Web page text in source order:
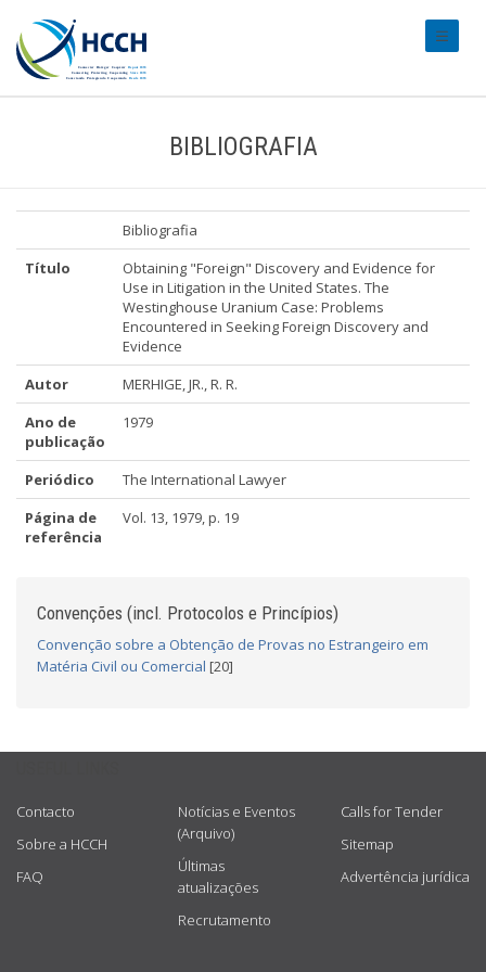
BIBLIOGRAFIA
Bibliografia
Título
Obtaining "Foreign" Discovery and Evidence for
Use in Litigation in the United States. The
Westinghouse Uranium Case: Problems
Encountered in Seeking Foreign Discovery and
Evidence
Autor
MERHIGE, JR., R. R.
Ano de
publicação
1979
Periódico
The International Lawyer
Página de
referência
Vol. 13, 1979, p. 19
Convenções (incl. Protocolos e Princípios)
Convenção sobre a Obtenção de Provas no Estrangeiro em
Matéria Civil ou Comercial [20]
Contacto
Sobre a HCCH
FAQ
Notícias e Eventos
(Arquivo)
Últimas
atualizações
Recrutamento
Calls for Tender
Sitemap
Advertência jurídica